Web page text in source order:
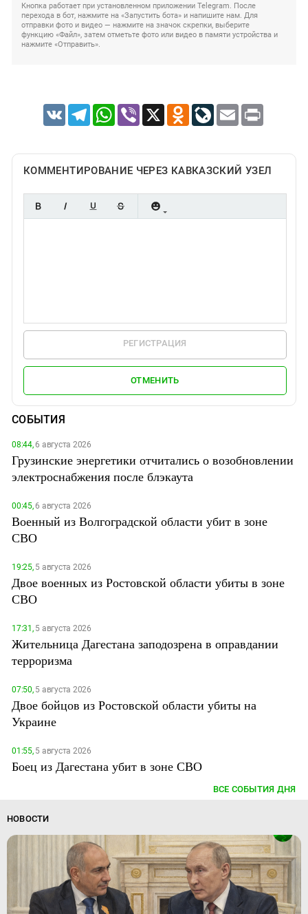
Кнопка работает при установленном приложении Telegram. После
перехода в бот, нажмите на «Запустить бота» и напишите нам. Для
отправки фото и видео — нажмите на значок скрепки, выберите
функцию «Файл», затем отметьте фото или видео в памяти устройства и
нажмите «Отправить».
VK TelegramWhatsApp
Viber X Odnoklassniki
LiveJournal
Email Print
КОММЕНТИРОВАНИЕ ЧЕРЕЗ КАВКАЗСКИЙ УЗЕЛ
РЕГИСТРАЦИЯ
ОТМЕНИТЬ
СОБЫТИЯ
08:44,6 августа 2026
Грузинские энергетики отчитались о возобновлении
электроснабжения после блэкаута
00:45,6 августа 2026
Военный из Волгоградской области убит в зоне
СВО
19:25,5 августа 2026
Двое военных из Ростовской области убиты в зоне
СВО
17:31,5 августа 2026
Жительница Дагестана заподозрена в оправдании
терроризма
07:50,5 августа 2026
Двое бойцов из Ростовской области убиты на
Украине
01:55,5 августа 2026
Боец из Дагестана убит в зоне СВО
ВСЕ СОБЫТИЯ ДНЯ
НОВОСТИ